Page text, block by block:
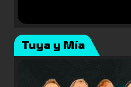
Tuya y Mía